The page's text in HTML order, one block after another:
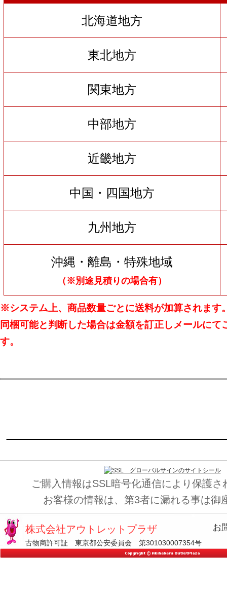
北海道地方
東北地方
関東地方
中部地方
近畿地方
中国・四国地方
九州地方
沖縄・離島・特殊地域
（※別途見積りの場合有）
※システム上、商品数量ごとに送料が加算されます
同梱可能と判断した場合は金額を訂正しメールにて
す。
ご購入情報はSSL暗号化通信により保護さ
お客様の情報は、第3者に漏れる事は御
株式会社アウトレットプラザ
古物商許可証 東京都公安委員会 第301030007354号
お